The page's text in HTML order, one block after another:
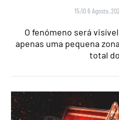
15:10 6 Agosto,
O fenómeno será
apenas uma pequena
total